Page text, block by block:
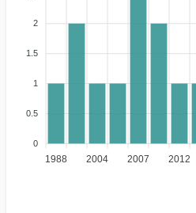
2
1.5
1
0.5
0
1988 2004 2007 2012